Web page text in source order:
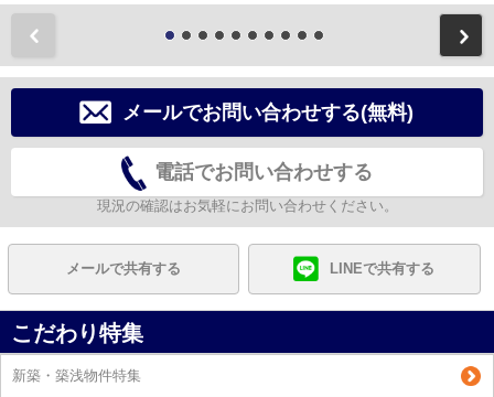
メールでお問い合わせする(無料)
電話でお問い合わせする
現況の確認はお気軽にお問い合わせください。
メールで共有する LINEで共有する
こだわり特集
新築・築浅物件特集